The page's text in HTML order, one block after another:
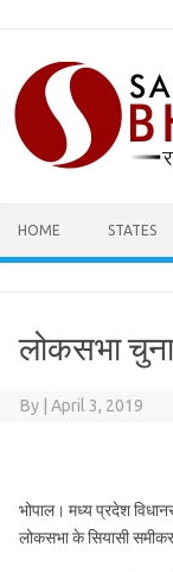
content
HOME STATES
लोकसभा
By April 3, 2019
भोपाल। मध्य प्रदेश
लोकसभा के सियासी